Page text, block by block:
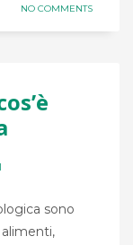
NO COMMENTS
sono